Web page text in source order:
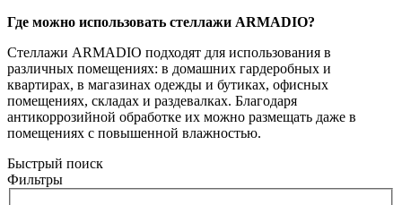
Где можно использовать стеллажи ARMADIO?
Стеллажи ARMADIO подходят для использования в
различных помещениях: в домашних гардеробных и
квартирах, в магазинах одежды и бутиках, офисных
помещениях, складах и раздевалках. Благодаря
антикоррозийной обработке их можно размещать даже в
помещениях с повышенной влажностью.
Быстрый поиск
Фильтры